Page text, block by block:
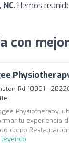
. Hemos
con
Rd 10801 -
Physiotherapy,
tu experiencia
como
leyendo